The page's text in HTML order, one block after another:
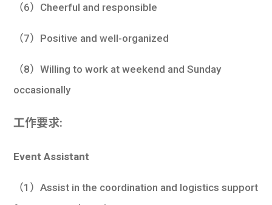
（6）Cheerful and responsible
（7）Positive and well-organized
（8）Willing to work at weekend and Sunday
occasionally
工作要求:
Event Assistant
（1）Assist in the coordination and logistics support